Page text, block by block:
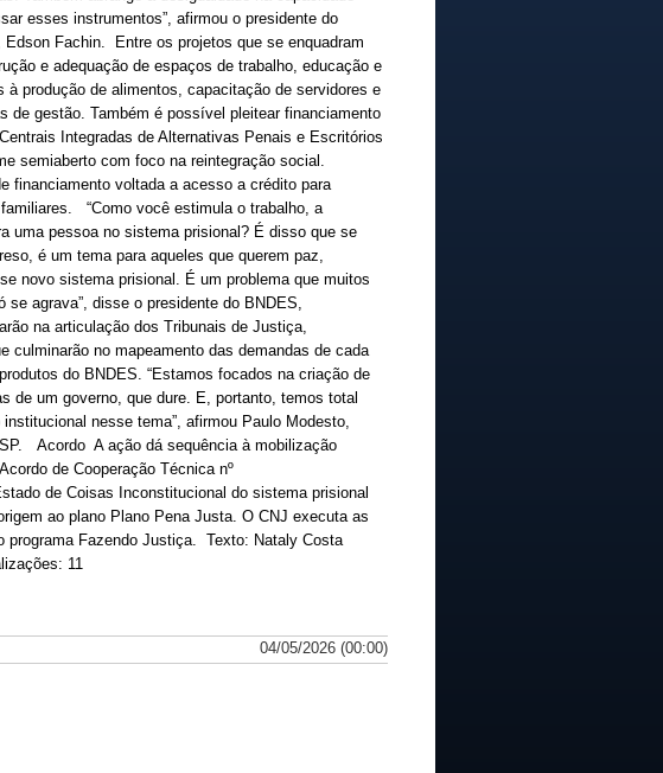
esses instrumentos”, afirmou o presidente do
Fachin. Entre os projetos que se enquadram
e adequação de espaços de trabalho, educação e
produção de alimentos, capacitação de servidores e
de gestão. Também é possível pleitear financiamento
Integradas de Alternativas Penais e Escritórios
semiaberto com foco na reintegração social.
financiamento voltada a acesso a crédito para
“Como você estimula o trabalho, a
uma pessoa no sistema prisional? É disso que se
é um tema para aqueles que querem paz,
novo sistema prisional. É um problema que muitos
agrava”, disse o presidente do BNDES,
na articulação dos Tribunais de Justiça,
culminarão no mapeamento das demandas de cada
do BNDES. “Estamos focados na criação de
de um governo, que dure. E, portanto, temos total
nesse tema”, afirmou Paulo Modesto,
Acordo A ação dá sequência à mobilização
de Cooperação Técnica nº
de Coisas Inconstitucional do sistema prisional
ao plano Plano Pena Justa. O CNJ executa as
programa Fazendo Justiça. Texto: Nataly Costa
11
04/05/2026 (00:00)